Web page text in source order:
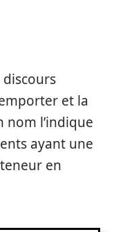
discours
et la
nom l’indique
ayant une
en